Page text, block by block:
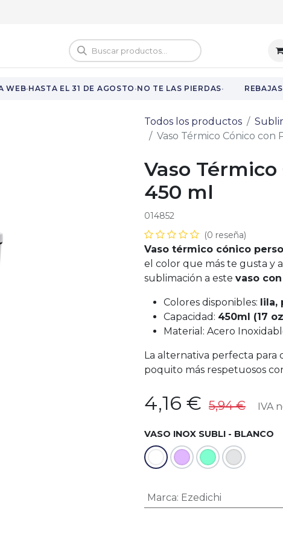
Vuelta al cole
·HASTA EL 31 DE AGOSTO·NO TE LAS PIERDAS· REBAJAS
Todos los productos
Vaso Térmico Cónico con
Vaso
450 ml
014852
(0 reseña)
Vaso térmico cónico
el color que más te gusta y
sublimación a este vaso
Colores disponibles: lila,
Capacidad: 450ml (17
Material: Acero
La alternativa perfecta para
poquito más respetuosos
4,16 € 5,94€ IVA
VASO INOX SUBLI - BLANCO
Marca: Ezedichi